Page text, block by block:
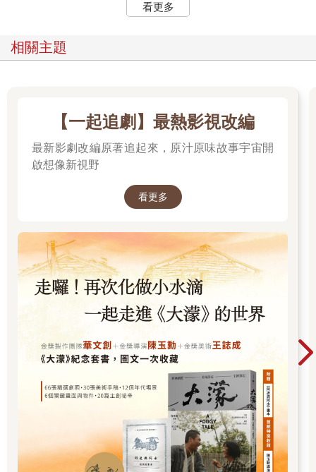
看更多
相關主題
【一起追劇】最熱影視改編
最新影劇改編原著追起來，原汁原味故事宇宙開
啟想像新視野
看更多